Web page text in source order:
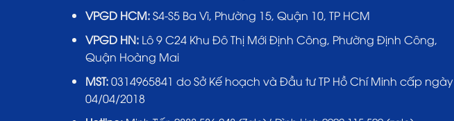
VPGD HCM:S4-S5 Ba Vì, Phường 15, Quận 10, TP HCM
VPGD HN:Lô 9 C24 Khu Đô Thị Mới Định Công, Phường Định Công,
Quận Hoàng Mai
MST:0314965841 do Sở Kế hoạch và Đầu tư TP Hồ Chí Minh cấp ngày
04/04/2018